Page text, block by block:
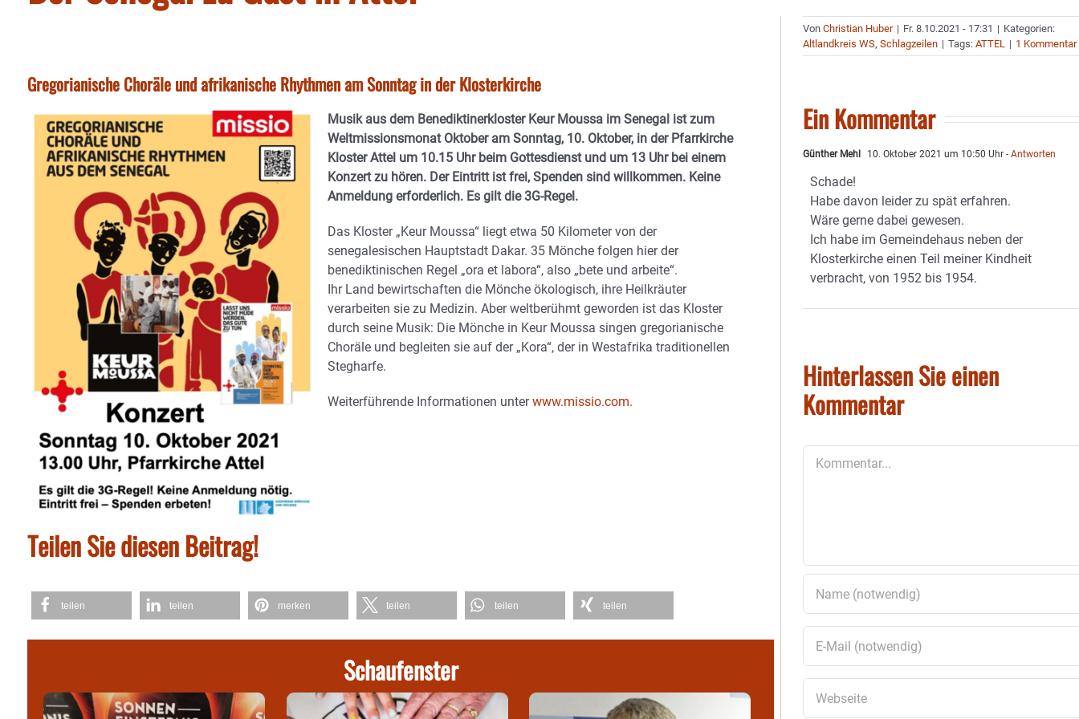
Gregorianische Choräle und afrikanische Rhythmen am Sonntag in der Klosterkirche
Musik aus dem Benediktinerkloster Keur Moussa im Senegal ist zum
Weltmissionsmonat Oktober am Sonntag, 10. Oktober, in der Pfarrkirche
Kloster Attel um 10.15 Uhr beim Gottesdienst und um 13 Uhr bei einem
Konzert zu hören. Der Eintritt ist frei, Spenden sind willkommen. Keine
Anmeldung erforderlich. Es gilt die 3G-Regel.
Das Kloster „Keur Moussa“ liegt etwa 50 Kilometer von der
senegalesischen Hauptstadt Dakar. 35 Mönche folgen hier der
benediktinischen Regel „ora et labora“, also „bete und arbeite“.
Ihr Land bewirtschaften die Mönche ökologisch, ihre Heilkräuter
verarbeiten sie zu Medizin. Aber weltberühmt geworden ist das Kloster
durch seine Musik: Die Mönche in Keur Moussa singen gregorianische
Choräle und begleiten sie auf der „Kora“, der in Westafrika traditionellen
Stegharfe.
Weiterführende Informationen unterwww.missio.com.
Teilen Sie diesen Beitrag!
teilen teilen merken teilen teilen teilen
Schaufenster
VonChristian Huber | Fr. 8.10.2021 - 17:31 | Kategorien:
Altlandkreis WS,Schlagzeilen | Tags:ATTEL | 1 Kommentar
Ein Kommentar
Günther Mehl 10. Oktober 2021 um 10:50 Uhr - Antworten
Schade!
Habe davon leider zu spät erfahren.
Wäre gerne dabei gewesen.
Ich habe im Gemeindehaus neben der
Klosterkirche einen Teil meiner Kindheit
verbracht, von 1952 bis 1954.
Hinterlassen Sie einen
Kommentar